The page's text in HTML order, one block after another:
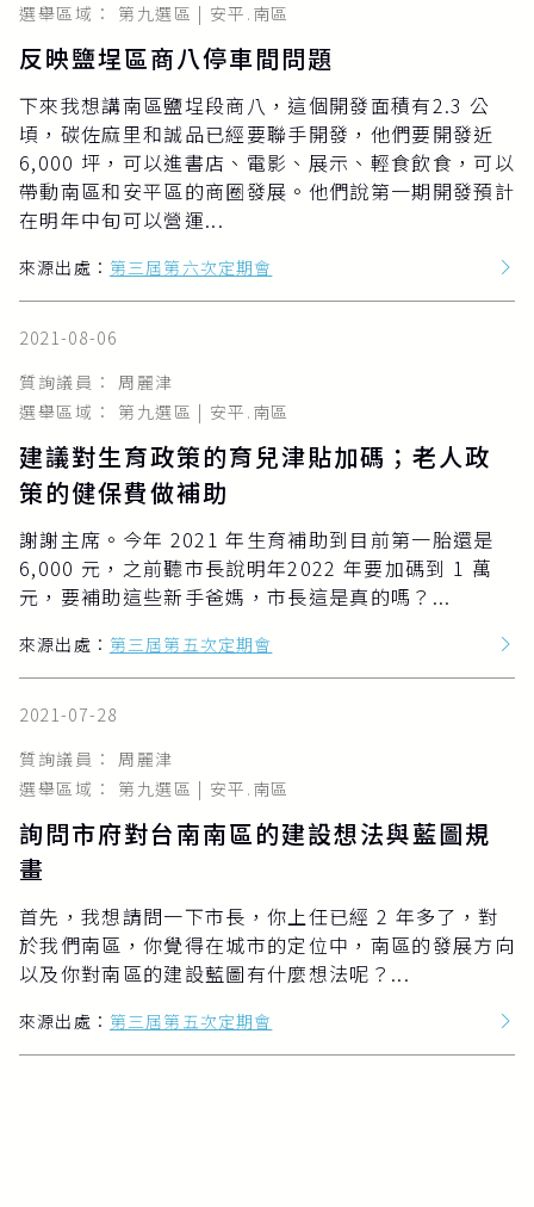
選舉區域： 第九選區 | 安平.南區
反映鹽埕區商八停車間問題
下來我想講南區鹽埕段商八，這個開發面積有2.3 公
頃，碳佐麻里和誠品已經要聯手開發，他們要開發近
6,000 坪，可以進書店、電影、展示、輕食飲食，可以
帶動南區和安平區的商圈發展。他們說第一期開發預計
在明年中旬可以營運...
來源出處： 第三屆第六次定期會
2021-08-06
質詢議員： 周麗津
選舉區域： 第九選區 | 安平.南區
建議對生育政策的育兒津貼加碼；老人政
策的健保費做補助
謝謝主席。今年 2021 年生育補助到目前第一胎還是
6,000 元，之前聽市長說明年2022 年要加碼到 1 萬
元，要補助這些新手爸媽，市長這是真的嗎？...
來源出處： 第三屆第五次定期會
2021-07-28
質詢議員： 周麗津
選舉區域： 第九選區 | 安平.南區
詢問市府對台南南區的建設想法與藍圖規
畫
首先，我想請問一下市長，你上任已經 2 年多了，對
於我們南區，你覺得在城市的定位中，南區的發展方向
以及你對南區的建設藍圖有什麼想法呢？...
來源出處： 第三屆第五次定期會